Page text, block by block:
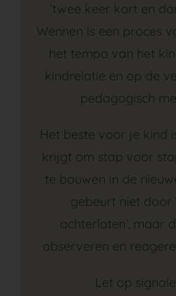
‘twee keer kort en
Wennen is een proces
het tempo van het
kindrelatie en op de
pedagogisch
Het beste voor je kind
krijgt om stap voor
te bouwen in de
gebeurt niet door
achterlaten’, maar
observeren en
Let op